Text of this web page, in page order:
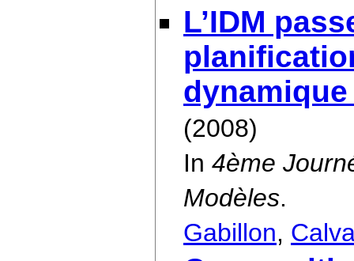
L’IDM
(2008)
In 4ème
Modèles.
Gabillon,